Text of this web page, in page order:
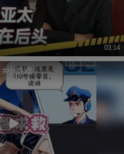
03:14
小游戏